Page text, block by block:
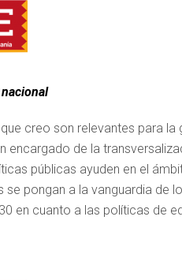
creo son relevantes para
encargado de la
públicas ayuden en el
pongan a la vanguardia de
en cuanto a las políticas de